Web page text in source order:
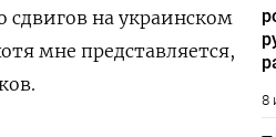
на украинском
мне представляется,